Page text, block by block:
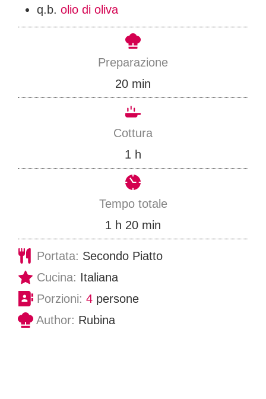
q.b. olio di oliva
Preparazione
20m
i
u
t
i
min
Cottura
1 o
r
h
Tempo totale
1 oh 20mmin
Portata: Secondo Piatto
Cucina: Italiana
Porzioni: 4 persone
Author: Rubina